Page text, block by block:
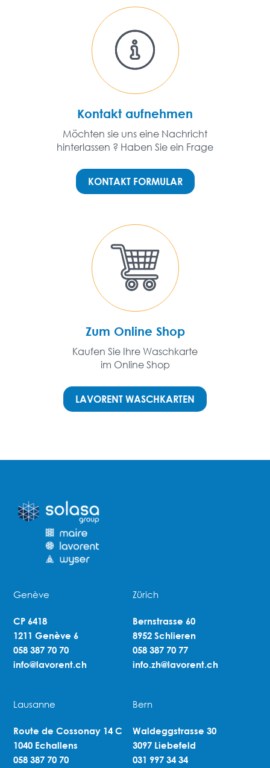
Kontakt aufnehmen
Möchten sie uns eine Nachricht
hinterlassen ? Haben Sie ein Frage
KONTAKT FORMULAR
Zum Online Shop
Kaufen Sie Ihre Waschkarte
im Online Shop
LAVORENT WASCHKARTEN
Genève
CP 6418
1211 Genève 6
058 387 70 70
info@lavorent.ch
Zürich
Bernstrasse 60
8952 Schlieren
058 387 70 77
info.zh@lavorent.ch
Lausanne
Route de Cossonay 14 C
1040 Echallens
058 387 70 70
Bern
Waldeggstrasse 30
3097 Liebefeld
031 997 34 34